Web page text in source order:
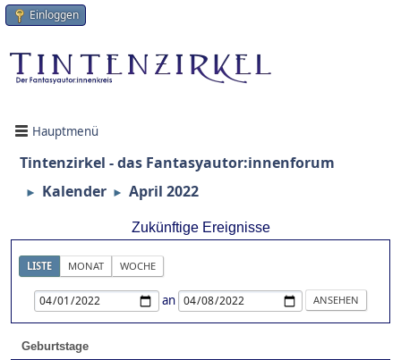
Einloggen
Hauptmenü
Tintenzirkel - das Fantasyautor:innenforum
► Kalender ► April 2022
Zukünftige Ereignisse
LISTE MONAT WOCHE
an
Geburtstage